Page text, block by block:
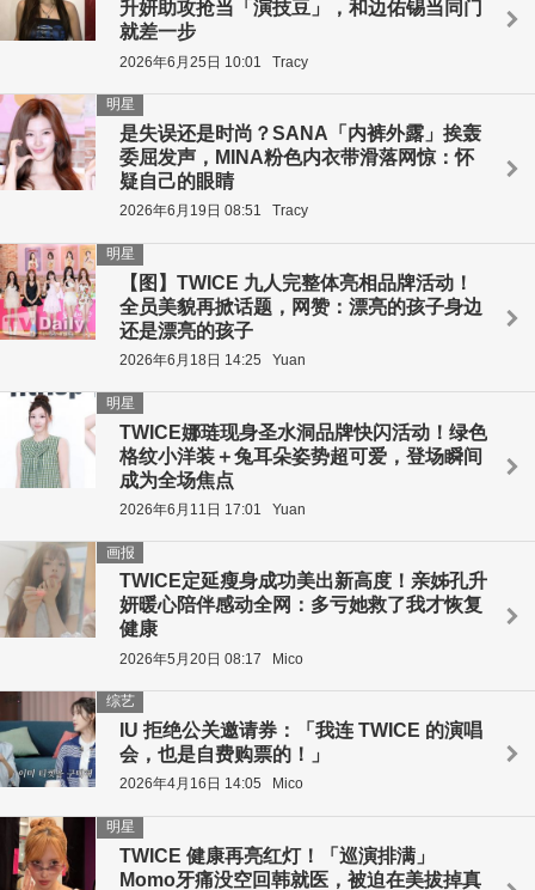
升妍助攻抢当「演技豆」，和边佑锡当同门
就差一步
2026年6月25日 10:01 Tracy
是失误还是时尚？SANA「内裤外露」挨轰
委屈发声，MINA粉色内衣带滑落网惊：怀
疑自己的眼睛
明星
2026年6月19日 08:51 Tracy
【图】TWICE 九人完整体亮相品牌活动！
全员美貌再掀话题，网赞：漂亮的孩子身边
还是漂亮的孩子
明星
2026年6月18日 14:25 Yuan
TWICE娜琏现身圣水洞品牌快闪活动！绿色
格纹小洋装＋兔耳朵姿势超可爱，登场瞬间
成为全场焦点
明星
2026年6月11日 17:01 Yuan
TWICE定延瘦身成功美出新高度！亲姊孔升
妍暖心陪伴感动全网：多亏她救了我才恢复
健康
画报
2026年5月20日 08:17 Mico
IU 拒绝公关邀请券：「我连 TWICE 的演唱
会，也是自费购票的！」
综艺
2026年4月16日 14:05 Mico
TWICE 健康再亮红灯！「巡演排满」
Momo牙痛没空回韩就医，被迫在美拔掉真
明星